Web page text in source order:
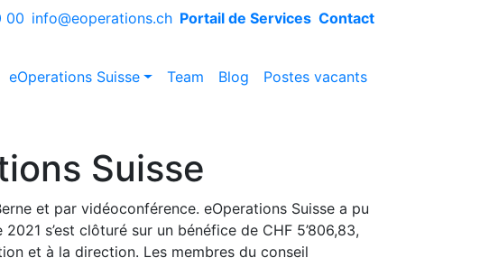
00 info@eoperations.ch Portail de Services Contact
eOperations Suisse Team Blog
Postes vacants
Suisse
et par vidéoconférence. eOperations Suisse a pu
s’est clôturé sur un bénéfice de CHF 5’806,83,
et à la direction. Les membres du conseil